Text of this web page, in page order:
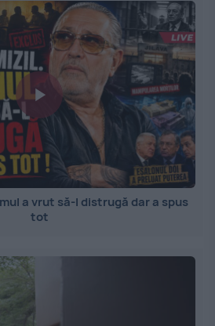
a vrut să-l distrugă dar a spus
tot